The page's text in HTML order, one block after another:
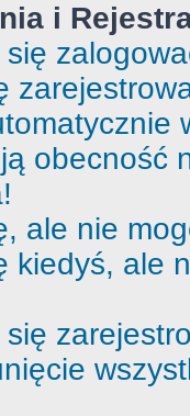
i
obecność
ale nie
kiedyś, ale